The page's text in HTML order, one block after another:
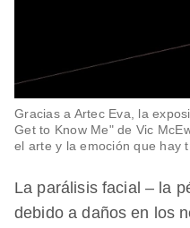
Gracias a Artec Eva, la
Get to Know Me" de Vic
el arte y la emoción que hay
La parálisis facial – la
debido a daños en los